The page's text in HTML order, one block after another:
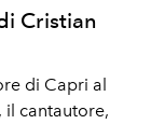
Cristian
di Capri al
cantautore,